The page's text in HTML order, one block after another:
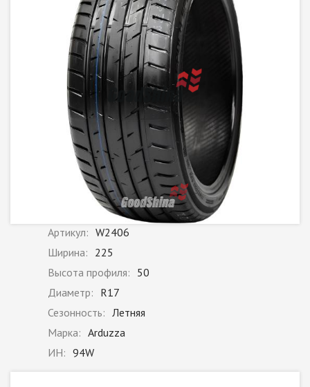
Артикул: W2406
Ширина: 225
Высота профиля: 50
Диаметр: R17
Сезонность: Летняя
Марка: Arduzza
ИН: 94W